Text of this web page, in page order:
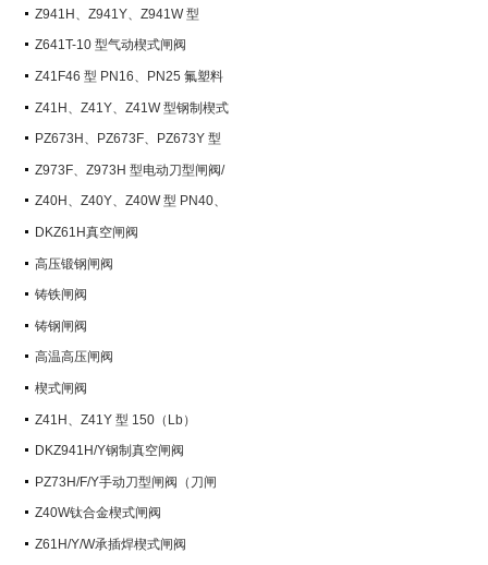
PN10~PN100 钢制真空闸阀
Z941H、Z941Y、Z941W 型
PN100~PN200 钢制电动楔式闸阀
Z641T-10 型气动楔式闸阀
Z41F46 型 PN16、PN25 氟塑料
衬里楔式闸阀
Z41H、Z41Y、Z41W 型钢制楔式
闸阀PZ673H、PZ673F、PZ673Y 型
气动刀型闸阀/刀闸阀
Z973F、Z973H 型电动刀型闸阀/
刀闸阀
Z40H、Z40Y、Z40W 型 PN40、
PN63 钢制楔式闸阀
DKZ61H真空闸阀
高压锻钢闸阀
铸铁闸阀
铸钢闸阀
高温高压闸阀
楔式闸阀
Z41H、Z41Y 型 150（Lb）
~600（Lb） 钢制楔式闸阀
DKZ941H/Y钢制真空闸阀
PZ73H/F/Y手动刀型闸阀（刀闸
阀）Z40W钛合金楔式闸阀
Z61H/Y/W承插焊楔式闸阀